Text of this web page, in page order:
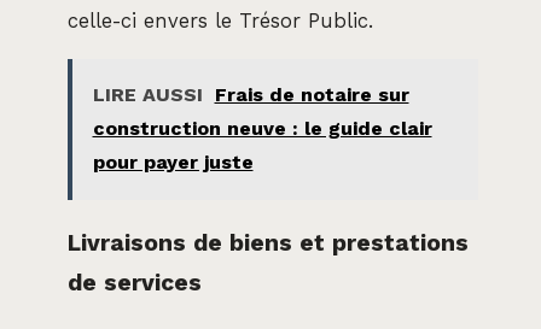
celle-ci envers le Trésor Public.
LIRE AUSSI
Frais de notaire sur
construction neuve : le guide clair
pour payer juste
Livraisons de biens et prestations
de services